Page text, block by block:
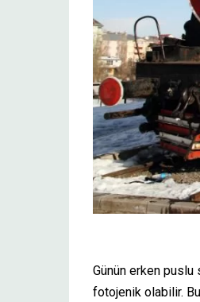
Günün erken puslu
fotojenik olabilir.